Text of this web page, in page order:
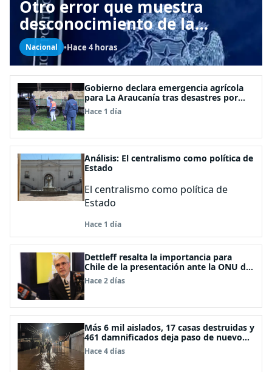
Otro error que muestra
desconocimiento de la
Constitución: Artículo 1
consagra resguardar la
seguridad nacional y
proteger a los ciudadanos
Nacional •Hace 4 horas
Gobierno declara emergencia agrícola
para La Araucanía tras desastres por
pasos de sistemas frontales
Hace 1 día
Análisis: El centralismo como política de
Estado
El centralismo como política de
Estado
Hace 1 día
Dettleff resalta la importancia para
Chile de la presentación ante la ONU de
la Plataforma Continental Extendida del
Archipiélago Juan Fernández
Hace 2 días
Más 6 mil aislados, 17 casas destruidas y
461 damnificados deja paso de nuevo
sistema frontal
Hace 4 días